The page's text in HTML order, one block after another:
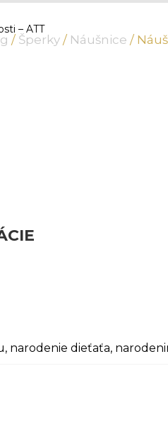
/ Šperky / Náušnice /
, narodenie dieťaťa,